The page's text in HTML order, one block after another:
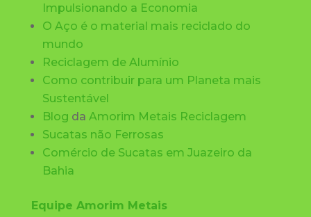
Impulsionando a Economia
O Aço é o material mais reciclado do
mundo
Reciclagem de Alumínio
Como contribuir para um Planeta mais
Sustentável
Blog da Amorim Metais Reciclagem
Sucatas não Ferrosas
Comércio de Sucatas em Juazeiro da
Bahia
Equipe Amorim Metais